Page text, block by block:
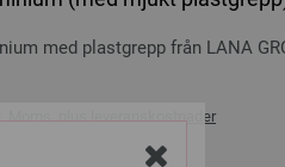
med plastgrepp från LANA
leveranskostnader